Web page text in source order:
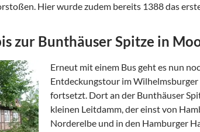
Hier wurde zudem bereits 1388 das
zur Bunthäuser Spitze in
Erneut mit einem Bus geht es nun
Entdeckungstour im
fortsetzt. Dort an der Bunthäuser
kleinen Leitdamm, der einst von
Norderelbe und in den Hamburger